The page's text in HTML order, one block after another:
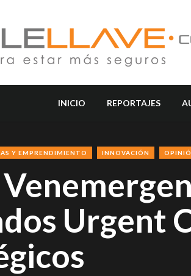
INICIO REPORTAJES
Y EMPRENDIMIENTO INNOVACIÓN
Urgent